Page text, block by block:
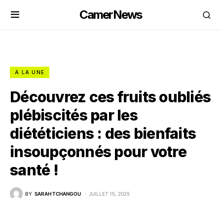
CamerNews
A LA UNE
Découvrez ces fruits oubliés
plébiscités par les
diététiciens : des bienfaits
insoupçonnés pour votre
santé !
BY SARAH TCHANGOU JUILLET 15, 2025